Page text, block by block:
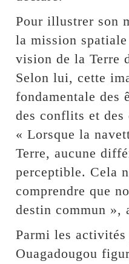
Pour illustrer son
la mission
vision de la Terre
Selon lui, cette
fondamentale des
des conflits et des
« Lorsque la
Terre, aucune
perceptible. Cela
comprendre que
destin commun »,
Parmi les activités
Ouagadougou